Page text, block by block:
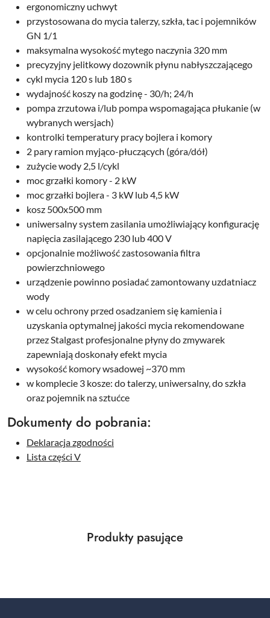
ergonomiczny uchwyt
przystosowana do mycia talerzy, szkła, tac i pojemników
GN 1/1
maksymalna wysokość mytego naczynia 320 mm
precyzyjny jelitkowy dozownik płynu nabłyszczającego
cykl mycia 120 s lub 180 s
wydajność koszy na godzinę - 30/h; 24/h
pompa zrzutowa i/lub pompa wspomagająca płukanie (w
wybranych wersjach)
kontrolki temperatury pracy bojlera i komory
2 pary ramion myjąco-płuczących (góra/dół)
zużycie wody 2,5 l/cykl
moc grzałki komory - 2 kW
moc grzałki bojlera - 3 kW lub 4,5 kW
kosz 500x500 mm
uniwersalny system zasilania umożliwiający konfigurację
napięcia zasilającego 230 lub 400 V
opcjonalnie możliwość zastosowania filtra
powierzchniowego
urządzenie powinno posiadać zamontowany uzdatniacz
wody
w celu ochrony przed osadzaniem się kamienia i
uzyskania optymalnej jakości mycia rekomendowane
przez Stalgast profesjonalne płyny do zmywarek
zapewniają doskonały efekt mycia
wysokość komory wsadowej ~370 mm
w komplecie 3 kosze: do talerzy, uniwersalny, do szkła
oraz pojemnik na sztućce
Dokumenty do pobrania:
Deklaracja zgodności
Lista części V
Pomiń karuzelę produktów
Produkty
Produkty pasujące